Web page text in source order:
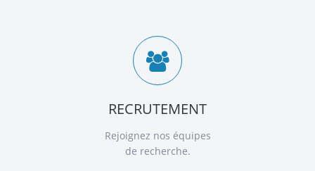
RECRUTEMENT
Rejoignez nos équipes
de recherche.